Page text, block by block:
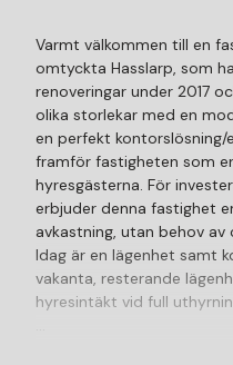
Varmt välkommen till en
omtyckta Hasslarp, som
renoveringar under 2017
olika storlekar med en
en perfekt
framför fastigheten som
hyresgästerna. För
erbjuder denna fastighet
avkastning, utan behov
Idag är en lägenhet samt
vakanta, resterande
hyresintäkt vid full